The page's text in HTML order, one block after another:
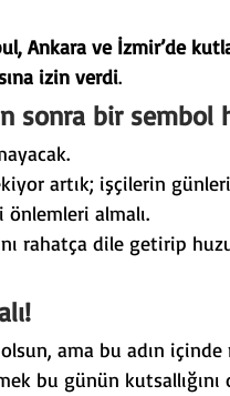
Ankara ve İzmir’de
izin verdi.
sonra bir
artık; işçilerin
almalı.
rahatça dile getirip
ama bu adın
bu günün kutsallığını